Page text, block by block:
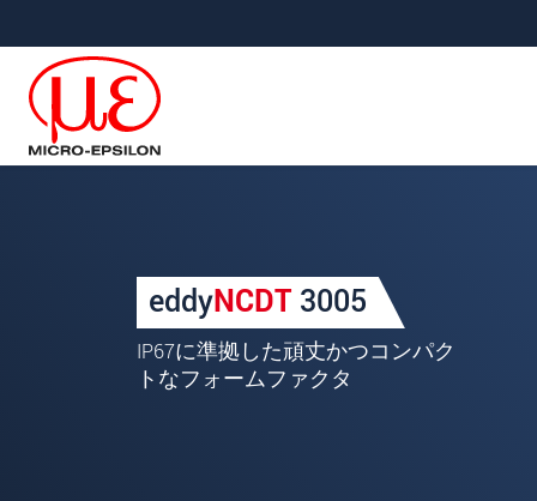
eddyNCDT 3005
IP67に準拠した頑丈かつコンパク
トなフォームファクタ
あなたのリクエスト
名*
姓*